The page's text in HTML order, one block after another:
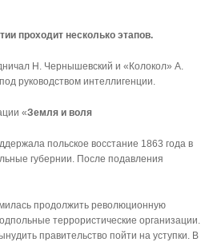
проходит несколько этапов.
Н. Чернышевский и «Колокол» А.
руководством интеллигенции.
«Земля и воля
польское восстание 1863 года в
губернии. После подавления
продолжить революционную
террористические организации.
правительство пойти на уступки. В